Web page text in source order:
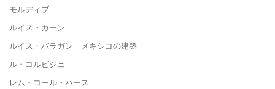
モルディブ
ルイス・カーン
ルイス・バラガン メキシコの建築
ル・コルビジェ
レム・コール・ハース